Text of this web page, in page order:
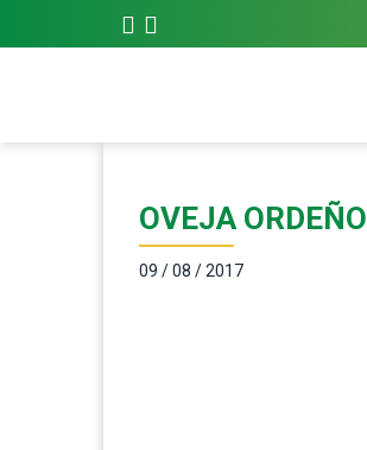
OVEJA ORDEÑO
09 / 08 / 2017